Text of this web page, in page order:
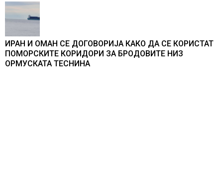
ИРАН И ОМАН СЕ ДОГОВОРИЈА КАКО ДА СЕ КОРИСТАТ
ПОМОРСКИТЕ КОРИДОРИ ЗА БРОДОВИТЕ НИЗ
ОРМУСКАТА ТЕСНИНА